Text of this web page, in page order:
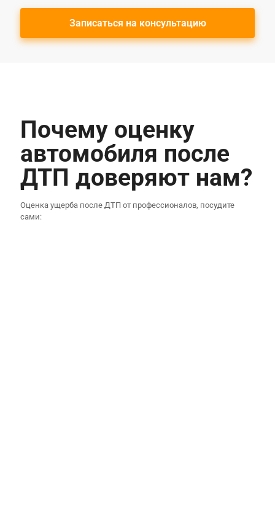
Записаться на консультацию
Почему оценку
автомобиля после
ДТП доверяют нам?
Оценка ущерба после ДТП от профессионалов, посудите
сами: